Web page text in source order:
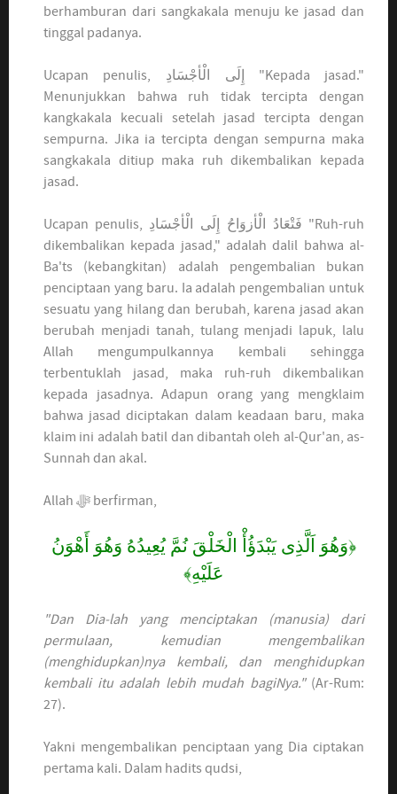
berhamburan dari sangkakala menuju ke jasad dan
tinggal padanya.
Ucapan penulis, إِلَى الْأجْسَادِ
"Kepada jasad."
Menunjukkan bahwa ruh tidak tercipta dengan
kangkakala kecuali setelah jasad tercipta dengan
sempurna. Jika ia tercipta dengan sempurna maka
sangkakala ditiup maka ruh dikembalikan kepada
jasad.
Ucapan penulis, فَتْعَادُ الْأزوَاحُ إِلَى الْأجْسَادِ "Ruh-ruh
dikembalikan kepada jasad," adalah dalil bahwa al-
Ba'ts (kebangkitan) adalah pengembalian bukan
penciptaan yang baru. Ia adalah pengembalian untuk
sesuatu yang hilang dan berubah, karena jasad akan
berubah menjadi tanah, tulang menjadi lapuk, lalu
Allah mengumpulkannya kembali sehingga
terbentuklah jasad, maka ruh-ruh dikembalikan
kepada jasadnya. Adapun orang yang mengklaim
bahwa jasad diciptakan dalam keadaan baru, maka
klaim ini adalah batil dan dibantah oleh al-Qur'an, as-
Sunnah dan akal.
Allah ﷻ berfirman,
﴿وَهُوَ اَلَّذِى يَبْدَؤُأْ الْخَلْقَ نُمَّ يُعِيدُهُ وَهُوَ أَهْوَنُ
عَلَيْهِ﴾
"Dan Dia-lah yang menciptakan (manusia) dari
permulaan, kemudian mengembalikan
(menghidupkan)nya kembali, dan menghidupkan
kembali itu adalah lebih mudah bagiNya."(Ar-Rum:
27).
Yakni mengembalikan penciptaan yang Dia ciptakan
pertama kali. Dalam hadits qudsi,